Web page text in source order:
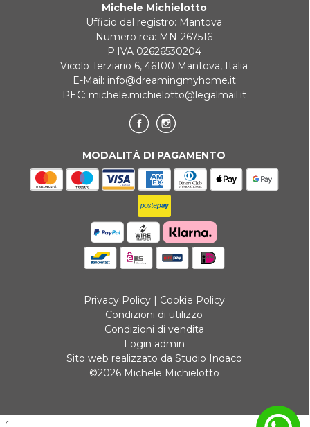
REINDIRIZZAMENTI BANCARIMichele Michielotto
Ufficio del registro: Mantova
Numero rea: MN-267516
P.IVA 02626530204
Vicolo Terziario 6, 46100 Mantova, Italia
E-Mail: info@dreamingmyhome.it
PEC: michele.michielotto@legalmail.it
MODALITÀ DI PAGAMENTO
Privacy Policy| Cookie Policy
Condizioni di utilizzo
Condizioni di vendita
Login admin
Sito web realizzato da Studio Indaco
©2026 Michele Michielotto